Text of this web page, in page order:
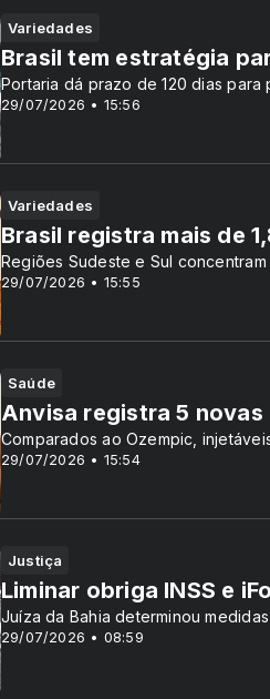
Variedades
29/07/2026 • 15:56
Brasil tem estratégia
Portaria dá prazo de 120 dias para
Variedades
29/07/2026 • 15:55
Brasil registra mais de
Regiões Sudeste e Sul
Saúde
29/07/2026 • 15:54
Anvisa registra 5
Comparados ao Ozempic,
Justiça
29/07/2026 • 08:59
Liminar obriga INSS e
Juíza da Bahia determinou